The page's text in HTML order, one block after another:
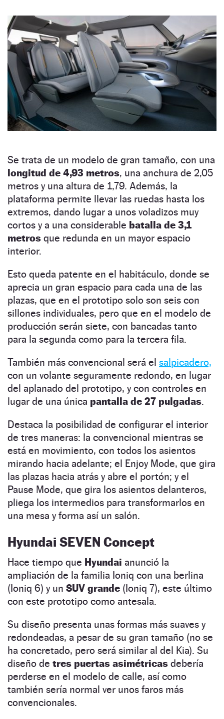
Se trata de un modelo de gran tamaño, con una
longitud de 4,93 metros, una anchura de 2,05
metros y una altura de 1,79. Además, la
plataforma permite llevar las ruedas hasta los
extremos, dando lugar a unos voladizos muy
cortos y a una considerable batalla de 3,1
metros que redunda en un mayor espacio
interior.
Esto queda patente en el habitáculo, donde se
aprecia un gran espacio para cada una de las
plazas, que en el prototipo solo son seis con
sillones individuales, pero que en el modelo de
producción serán siete, con bancadas tanto
para la segunda como para la tercera fila.
También más convencional será el salpicadero,
con un volante seguramente redondo, en lugar
del aplanado del prototipo, y con controles en
lugar de una única pantalla de 27 pulgadas.
Destaca la posibilidad de configurar el interior
de tres maneras: la convencional mientras se
está en movimiento, con todos los asientos
mirando hacia adelante; el Enjoy Mode, que gira
las plazas hacia atrás y abre el portón; y el
Pause Mode, que gira los asientos delanteros,
pliega los intermedios para transformarlos en
una mesa y forma así un salón.
Hyundai SEVEN Concept
Hace tiempo que Hyundai anunció la
ampliación de la familia Ioniq con una berlina
(Ioniq 6) y un SUV grande (Ioniq 7), este último
con este prototipo como antesala.
Su diseño presenta unas formas más suaves y
redondeadas, a pesar de su gran tamaño (no se
ha concretado, pero será similar al del Kia). Su
diseño de tres puertas asimétricas debería
perderse en el modelo de calle, así como
también sería normal ver unos faros más
convencionales.